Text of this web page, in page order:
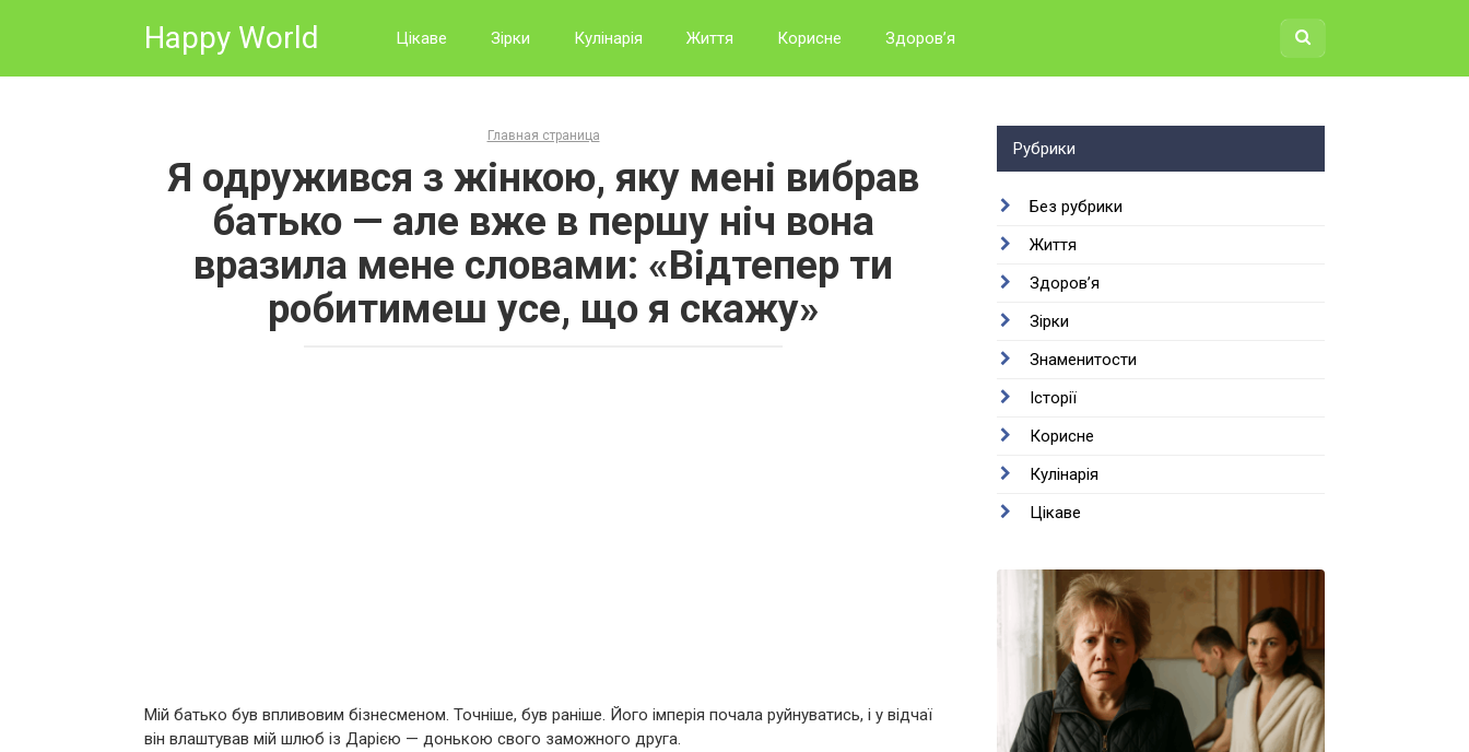
Happy World Цікаве Зірки Кулінарія Життя Корисне Здоров’я
Главная страница
Я одружився з жінкою, яку мені вибрав
батько — але вже в першу ніч вона
вразила мене словами: «Відтепер ти
робитимеш усе, що я скажу»
Мій батько був впливовим бізнесменом. Точніше, був раніше. Його імперія почала руйнуватись, і у відчаї
він влаштував мій шлюб із Дарією — донькою свого заможного друга.
Рубрики
Без рубрики
Життя
Здоров’я
Зірки
Знаменитости
Історії
Корисне
Кулінарія
Цікаве